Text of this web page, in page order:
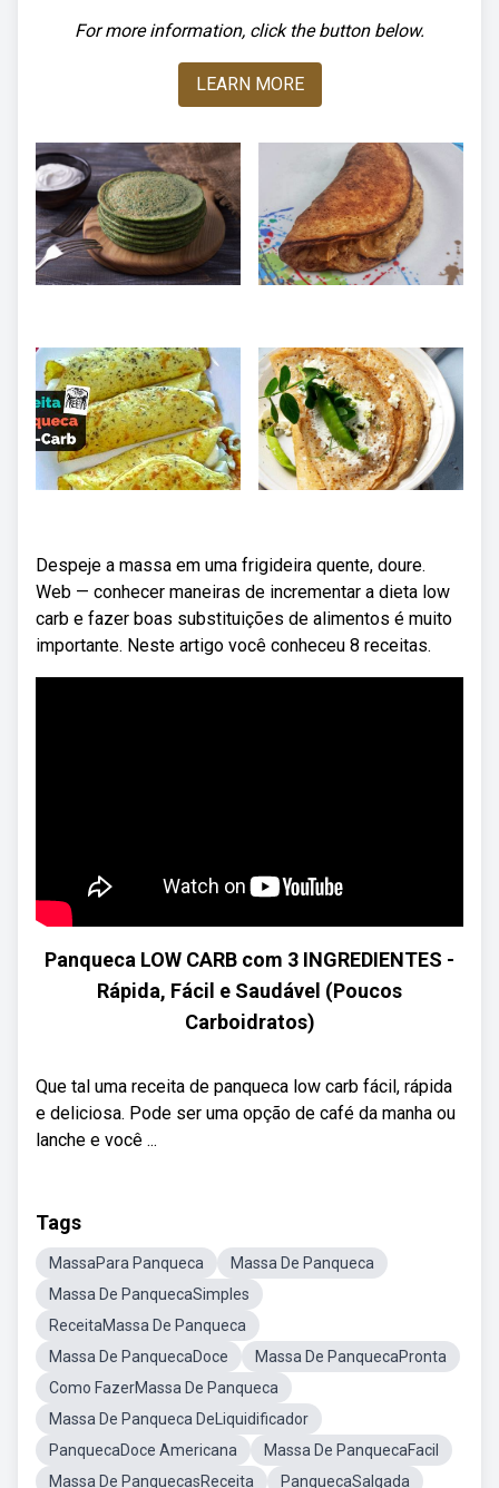
For more information, click the button below.
LEARN MORE
Despeje a massa em uma frigideira quente, doure.
Web — conhecer maneiras de incrementar a dieta low
carb e fazer boas substituições de alimentos é muito
importante. Neste artigo você conheceu 8 receitas.
Panqueca LOW CARB com 3 INGREDIENTES -
Rápida, Fácil e Saudável (Poucos
Carboidratos)
Que tal uma receita de panqueca low carb fácil, rápida
e deliciosa. Pode ser uma opção de café da manha ou
lanche e você ...
Tags
MassaPara Panqueca
Massa De Panqueca
Massa De PanquecaSimples
ReceitaMassa De Panqueca
Massa De PanquecaDoce
Massa De PanquecaPronta
Como FazerMassa De Panqueca
Massa De Panqueca DeLiquidificador
PanquecaDoce Americana
Massa De PanquecaFacil
Massa De PanquecasReceita
PanquecaSalgada